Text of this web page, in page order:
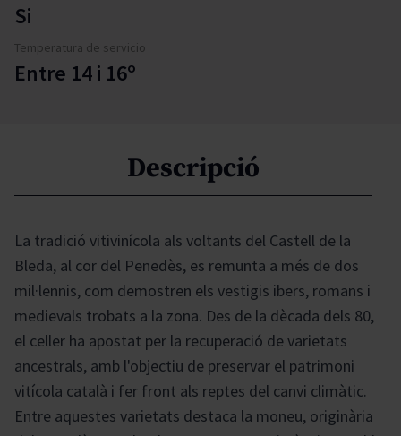
Si
Temperatura de servicio
Entre 14 i 16º
Descripció
La tradició vitivinícola als voltants del Castell de la
Bleda, al cor del Penedès, es remunta a més de dos
mil·lennis, com demostren els vestigis ibers, romans i
medievals trobats a la zona. Des de la dècada dels 80,
el celler ha apostat per la recuperació de varietats
ancestrals, amb l'objectiu de preservar el patrimoni
vitícola català i fer front als reptes del canvi climàtic.
Entre aquestes varietats destaca la moneu, originària